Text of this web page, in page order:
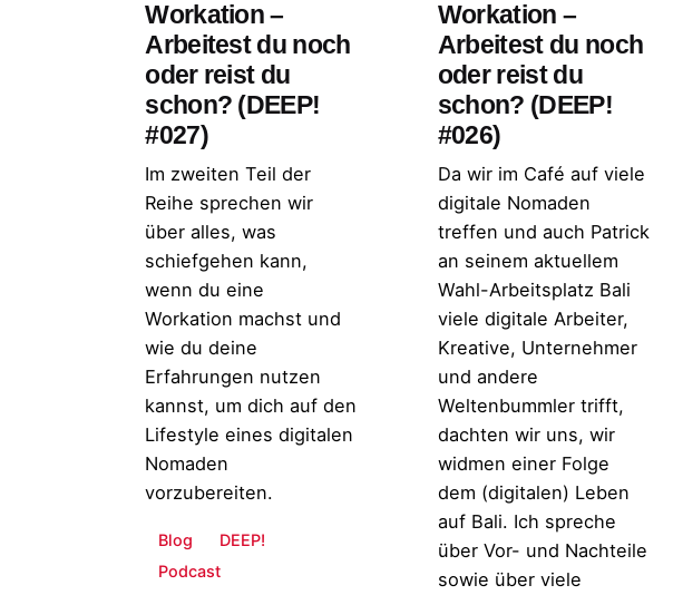
Workation –
Arbeitest du noch
oder reist du
schon? (DEEP!
#027)
Im zweiten Teil der
Reihe sprechen wir
über alles, was
schiefgehen kann,
wenn du eine
Workation machst und
wie du deine
Erfahrungen nutzen
kannst, um dich auf den
Lifestyle eines digitalen
Nomaden
vorzubereiten.
Blog
DEEP!
Podcast
Workation –
Arbeitest du noch
oder reist du
schon? (DEEP!
#026)
Da wir im Café auf viele
digitale Nomaden
treffen und auch Patrick
an seinem aktuellem
Wahl-Arbeitsplatz Bali
viele digitale Arbeiter,
Kreative, Unternehmer
und andere
Weltenbummler trifft,
dachten wir uns, wir
widmen einer Folge
dem (digitalen) Leben
auf Bali. Ich spreche
über Vor- und Nachteile
sowie über viele